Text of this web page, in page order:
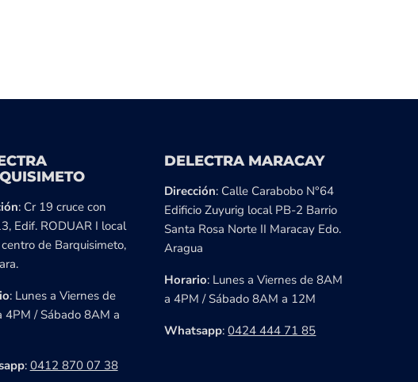
: Cr 19 cruce con
Edif. RODUAR I local
de Barquisimeto,
: Lunes a Viernes de
4PM / Sábado 8AM a
: 0412 870 07 38
DELECTRA MARACAY
Dirección: Calle Carabobo N°64
Edificio Zuyurig local PB-2 Barrio
Santa Rosa Norte II Maracay Edo.
Aragua
Horario: Lunes a Viernes de 8AM
a 4PM / Sábado 8AM a 12M
Whatsapp:0424 444 71 85